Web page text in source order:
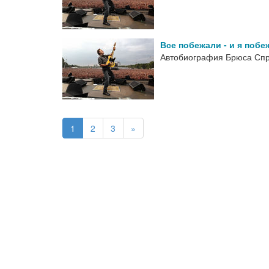
Все побежали - и я
Автобиография Брюса
1 2 3 »